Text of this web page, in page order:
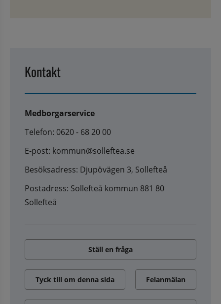
Kontakt
Medborgarservice
Telefon: 0620 - 68 20 00
E-post: kommun@solleftea.se
Besöksadress: Djupövägen 3, Sollefteå
Postadress: Sollefteå kommun 881 80
Sollefteå
Ställ en fråga
Tyck till om denna sida Felanmälan